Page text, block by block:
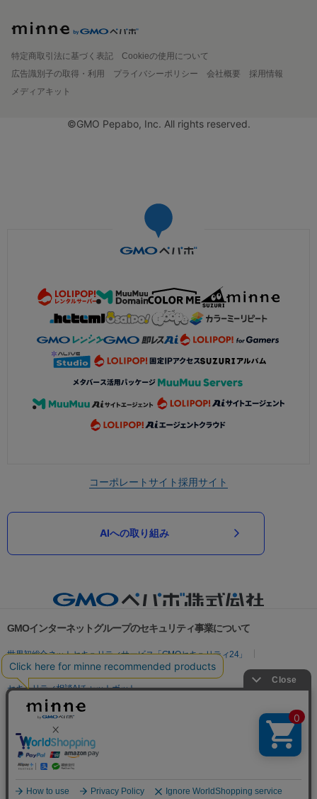
特定商取引法に基づく表記
Cookieの使用について
広告識別子の取得・利用
プライバシーポリシー 会社概要
採用情報
メディアキット
©GMO Pepabo, Inc. All rights reserved.
コーポレートサイト採用サイト
AIへの取り組み
GMOインターネットグループのセキュリティ事業について
世界初総合ネットセキュリティサービス「GMOセキュリティ24」
パスワード漏洩診断
Webサイトリスク診断
セキュリティ相談AIチャットボット
実在証明・盗聴対策
サイバー攻撃対策（GMO Flatt Security）
セキュリティ事業の軌跡